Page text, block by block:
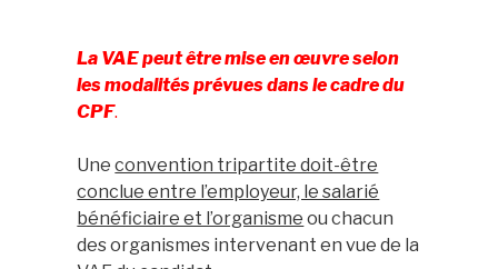
La VAE peut être mise en œuvre selon
les modalités prévues dans le cadre du
CPF.
Uneconvention tripartite doit-être
conclue entre l’employeur, le salarié
bénéficiaire et l’organisme ou chacun
des organismes intervenant en vue de la